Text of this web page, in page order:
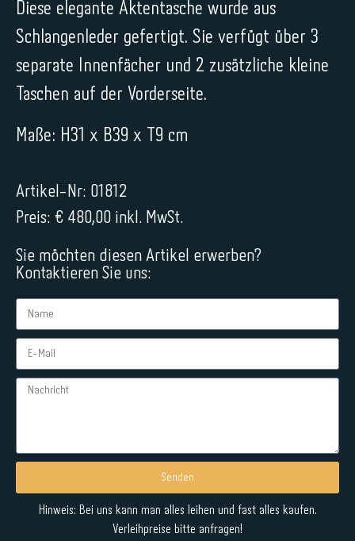
Diese elegante Aktentasche wurde aus
Schlangenleder gefertigt. Sie verfügt über 3
separate Innenfächer und 2 zusätzliche kleine
Taschen auf der Vorderseite.
Maße: H31 x B39 x T9 cm
Artikel-Nr: 01812
Preis: € 480,00 inkl. MwSt.
Sie möchten diesen Artikel erwerben?
Kontaktieren Sie uns:
Senden
Alternative:
Hinweis: Bei uns kann man alles leihen und fast alles kaufen.
Verleihpreise bitte anfragen!